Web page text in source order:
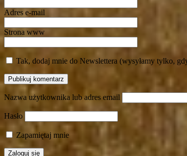
Adres e-mail
Strona www
Tak, dodaj mnie do Newslettera (wysyłamy tylko,
Nazwa użytkownika lub adres email
Hasło
Zapamiętaj mnie